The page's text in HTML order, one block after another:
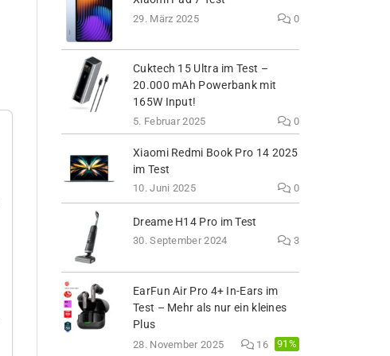
29. März 2025 0
Cuktech 15 Ultra im Test –
20.000 mAh Powerbank mit
165W Input!
5. Februar 2025 0
Xiaomi Redmi Book Pro 14 2025
im Test
10. Juni 2025 0
Dreame H14 Pro im Test
30. September 2024 3
EarFun Air Pro 4+ In-Ears im
Test – Mehr als nur ein kleines
Plus
28. November 2025 16 91%